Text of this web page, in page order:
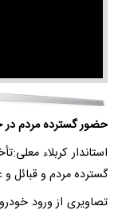
حضور گسترده مردم در
استاندار کربلاء
گسترده مردم و قبائل
تصاویری از ورود